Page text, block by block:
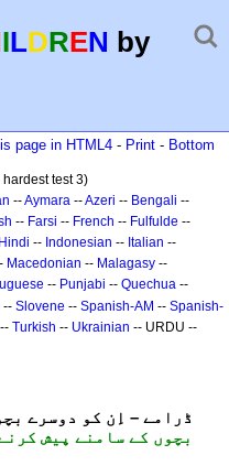
ILDREN by
page in HTML4 - Print - Bottom
test 3)
--Aymara --Azeri -- Bengali --
-- Farsi -- French -- Fulfulde --
Hindi -- Indonesian -- Italian --
Macedonian -- Malagasy --
-- Punjabi -- Quechua --
-- Slovene -- Spanish-AM -- Spanish-
-- Turkish -- Ukrainian -- URDU --
!ڈرامے – اِن کو دوسرے
بچوں کے سامنے پیش